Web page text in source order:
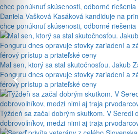
Daniela Vašková Kasáková kandiduje na
chce ponúknuť skúsenosti, odborné
Mal sen, ktorý sa stal skutočnosťou. Jakub
Fonguru dnes opravuje stovky zariadení a
férový prístup a priateľské ceny
Týždeň sa začal dobrým skutkom. V Seredi
dobrovoľníkov, medzi nimi aj traja